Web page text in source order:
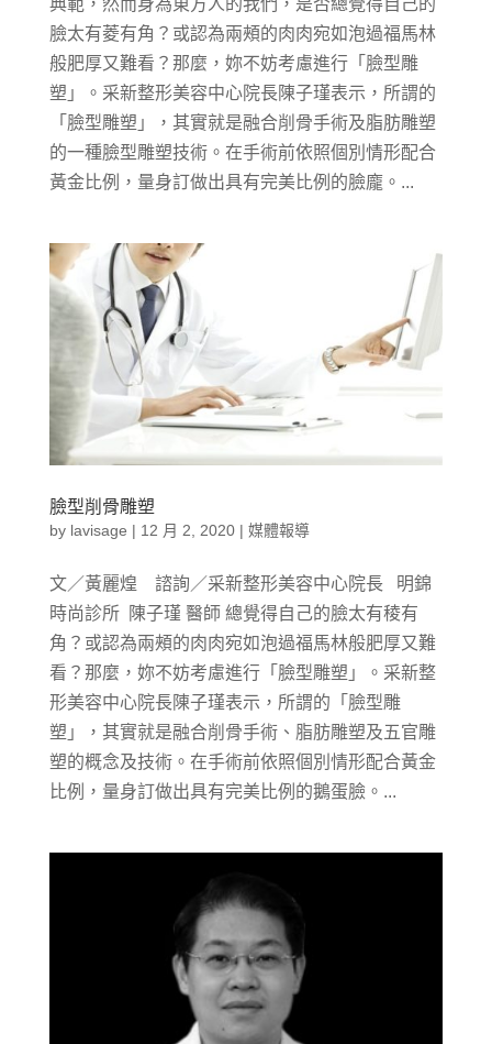
典範，然而身為東方人的我們，是否總覺得自己的
臉太有菱有角？或認為兩頰的肉肉宛如泡過福馬林
般肥厚又難看？那麼，妳不妨考慮進行「臉型雕
塑」。采新整形美容中心院長陳子瑾表示，所謂的
「臉型雕塑」，其實就是融合削骨手術及脂肪雕塑
的一種臉型雕塑技術。在手術前依照個別情形配合
黃金比例，量身訂做出具有完美比例的臉龐。...
臉型削骨雕塑
by lavisage | 12 月 2, 2020| 媒體報導
文／黃麗煌 諮詢／采新整形美容中心院長 明錦
時尚診所 陳子瑾 醫師 總覺得自己的臉太有稜有
角？或認為兩頰的肉肉宛如泡過福馬林般肥厚又難
看？那麼，妳不妨考慮進行「臉型雕塑」。采新整
形美容中心院長陳子瑾表示，所謂的「臉型雕
塑」，其實就是融合削骨手術、脂肪雕塑及五官雕
塑的概念及技術。在手術前依照個別情形配合黃金
比例，量身訂做出具有完美比例的鵝蛋臉。...